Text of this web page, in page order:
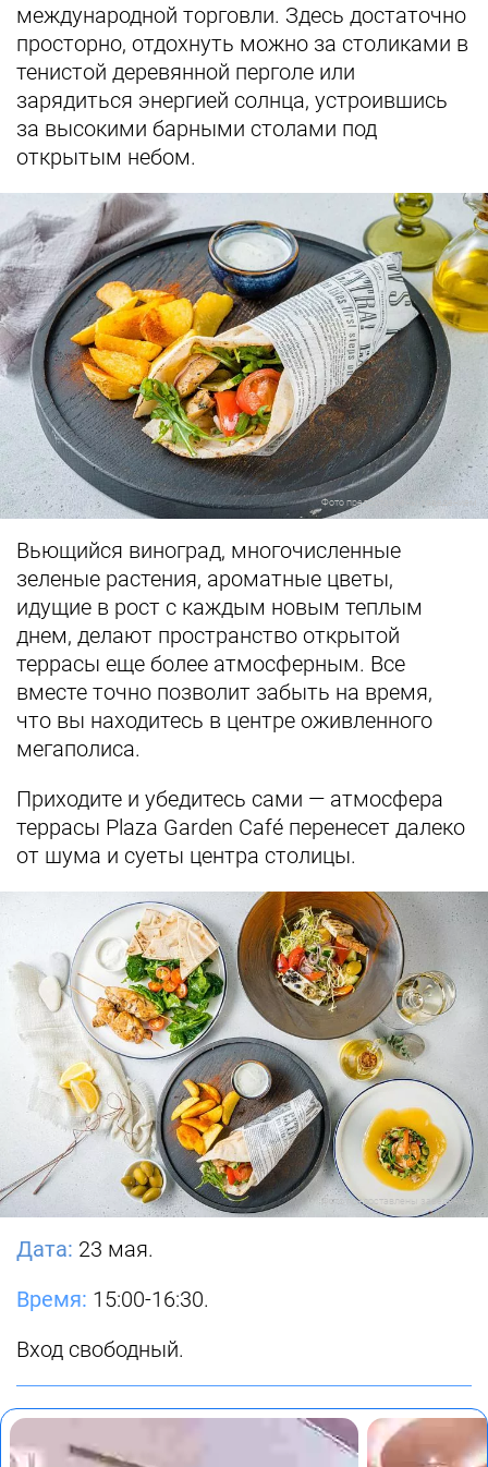
международной торговли. Здесь достаточно
просторно, отдохнуть можно за столиками в
тенистой деревянной перголе или
зарядиться энергией солнца, устроившись
за высокими барными столами под
открытым небом.
Фото предоставлены заведением
Вьющийся виноград, многочисленные
зеленые растения, ароматные цветы,
идущие в рост с каждым новым теплым
днем, делают пространство открытой
террасы еще более атмосферным. Все
вместе точно позволит забыть на время,
что вы находитесь в центре оживленного
мегаполиса.
Приходите и убедитесь сами — атмосфера
террасы Plaza Garden Café перенесет далеко
от шума и суеты центра столицы.
Фото предоставлены заведением
Дата: 23 мая.
Время: 15:00-16:30.
Вход свободный.